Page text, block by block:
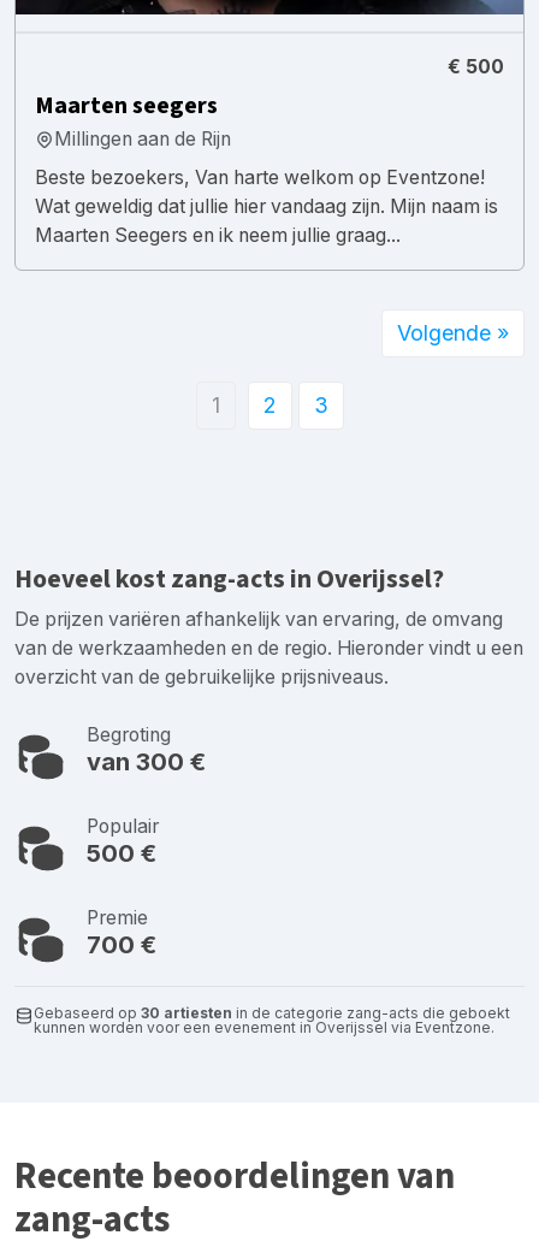
€ 500
Maarten seegers
Millingen aan de Rijn
Beste bezoekers, Van harte welkom op Eventzone!
Wat geweldig dat jullie hier vandaag zijn. Mijn naam is
Maarten Seegers en ik neem jullie graag...
1 2 3
Volgende »
Hoeveel kost zang-acts in Overijssel?
De prijzen variëren afhankelijk van ervaring, de omvang
van de werkzaamheden en de regio. Hieronder vindt u een
overzicht van de gebruikelijke prijsniveaus.
Begroting
van 300 €
Populair
500 €
Premie
700 €
Gebaseerd op 30 artiesten in de categorie zang-acts die geboekt
kunnen worden voor een evenement in Overijssel via Eventzone.
Recente beoordelingen van
zang-acts